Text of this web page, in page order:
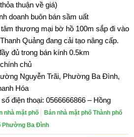
thuận về giá)
doanh buôn bán sầm uất
thương mại bờ hồ 100m sắp đi vào
Quảng đang cải tạo nâng cấp.
đủ trong bán kính 0.5km
chủ
Nguyễn Trãi, Phường Ba Đình,
Hóa
điện thoại: 0566666866 – Hồng
nhà mặt phố
Bán nhà mặt phố Thành phố
Phường Ba Đình